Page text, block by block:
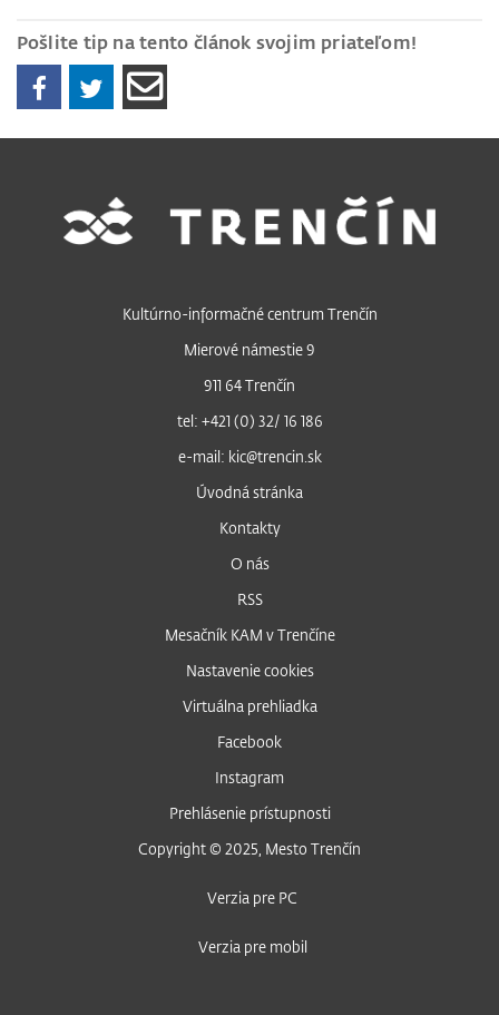
Pošlite tip na tento článok svojim priateľom!
Kultúrno-informačné centrum Trenčín
Mierové námestie 9
911 64 Trenčín
tel: +421 (0) 32/ 16 186
e-mail: kic@trencin.sk
Úvodná stránka
Kontakty
O nás
RSS
Mesačník KAM v Trenčíne
Nastavenie cookies
Virtuálna prehliadka
Facebook
Instagram
Prehlásenie prístupnosti
Copyright © 2025, Mesto Trenčín
Verzia pre PC
Verzia pre mobil